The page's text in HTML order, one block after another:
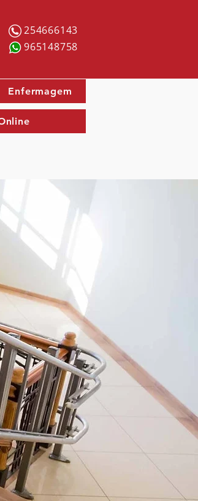
254666143
965148758
Enfermagem